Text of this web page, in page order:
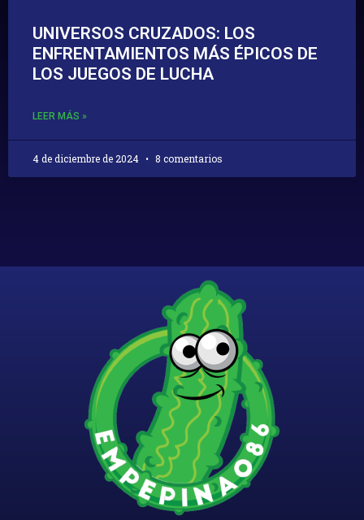
UNIVERSOS CRUZADOS: LOS
ENFRENTAMIENTOS MÁS ÉPICOS DE
LOS JUEGOS DE LUCHA
LEER MÁS »
4 de diciembre de 2024 8 comentarios